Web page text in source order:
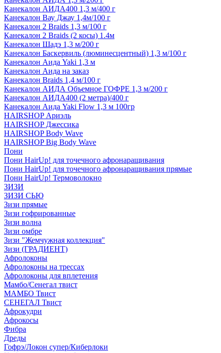
Канекалон АИДА400 1,3 м/400 г
Канекалон Вау Джау 1,4м/100 г
Канекалон 2 Braids 1,3 м/100 г
Канекалон 2 Braids (2 косы) 1.4м
Канекалон Шадэ 1,3 м/200 г
Канекалон Баскервиль (люминесцентный) 1,3 м/100 г
Канекалон Аида Yaki 1,3 м
Канекалон Аида на заказ
Канекалон Braids 1,4 м/100 г
Канекалон АИДА Объемное ГОФРЕ 1,3 м/200 г
Канекалон АИДА400 (2 метра)/400 г
Канекалон Аида Yaki Flow 1,3 м 100гр
HAIRSHOP Ариэль
HAIRSHOP Джессика
HAIRSHOP Body Wave
HAIRSHOP Big Body Wave
Пони
Пони HairUp! для точечного афронаращивания
Пони HairUp! для точечного афронаращивания прямые
Пони HairUp! Термоволокно
ЗИЗИ
ЗИЗИ СЬЮ
Зизи прямые
Зизи гофрированные
Зизи волна
Зизи омбре
Зизи "Жемчужная коллекция"
Зизи (ГРАДИЕНТ)
Афролоконы
Афролоконы на трессах
Афролоконы для вплетения
Мамбо/Сенегал твист
МАМБО Твист
СЕНЕГАЛ Твист
Афрокудри
Афрокосы
Фибра
Дреды
Гофрэ/Локон супер/Киберлоки